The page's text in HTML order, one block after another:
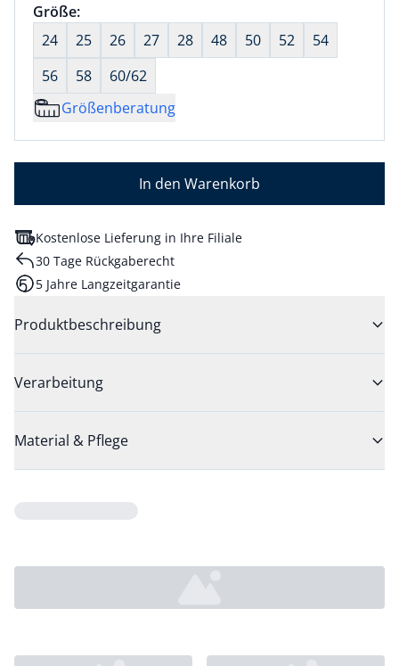
Größenauswahl:
Größe:nichts ausgewählt
24
25 26 27 28 48 50 52
54
56
58
60/62
Größenberatung
In den Warenkorb
Kostenlose Lieferung in Ihre Filiale
30 Tage Rückgaberecht
5 Jahre Langzeitgarantie
Produktbeschreibung
Verarbeitung
Material & Pflege